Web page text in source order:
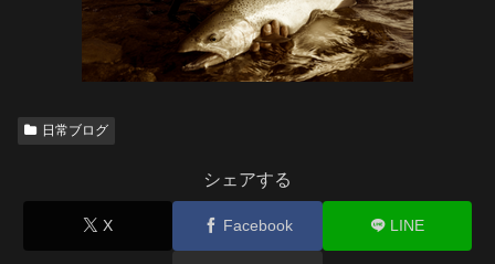
日常ブログ
シェアする
X Facebook LINE